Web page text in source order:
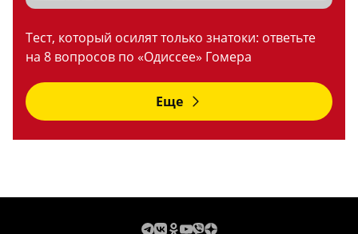
Тест, который осилят только знатоки: ответьте
на 8 вопросов по «Одиссее» Гомера
Еще